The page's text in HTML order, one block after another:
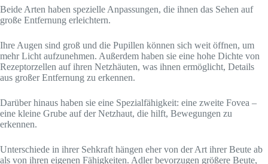
Beide Arten haben spezielle Anpassungen, die ihnen das Sehen auf
große Entfernung erleichtern.
Ihre Augen sind groß und die Pupillen können sich weit öffnen, um
mehr Licht aufzunehmen. Außerdem haben sie eine hohe Dichte von
Rezeptorzellen auf ihren Netzhäuten, was ihnen ermöglicht, Details
aus großer Entfernung zu erkennen.
Darüber hinaus haben sie eine Spezialfähigkeit: eine zweite Fovea –
eine kleine Grube auf der Netzhaut, die hilft, Bewegungen zu
erkennen.
Unterschiede in ihrer Sehkraft hängen eher von der Art ihrer Beute ab
als von ihren eigenen Fähigkeiten. Adler bevorzugen größere Beute,